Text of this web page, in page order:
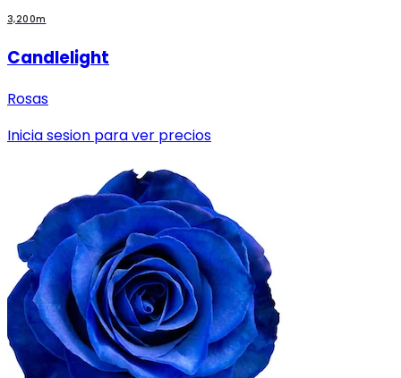
3,200m
Candlelight
Rosas
Inicia sesion para ver precios